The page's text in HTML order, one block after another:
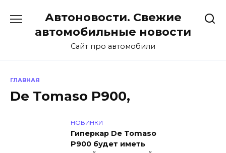
содержанию
Автоновости. Свежие
автомобильные новости
Сайт про автомобили
ГЛАВНАЯ
De Tomaso P900,
НОВИНКИ
Гиперкар De Tomaso
P900 будет иметь